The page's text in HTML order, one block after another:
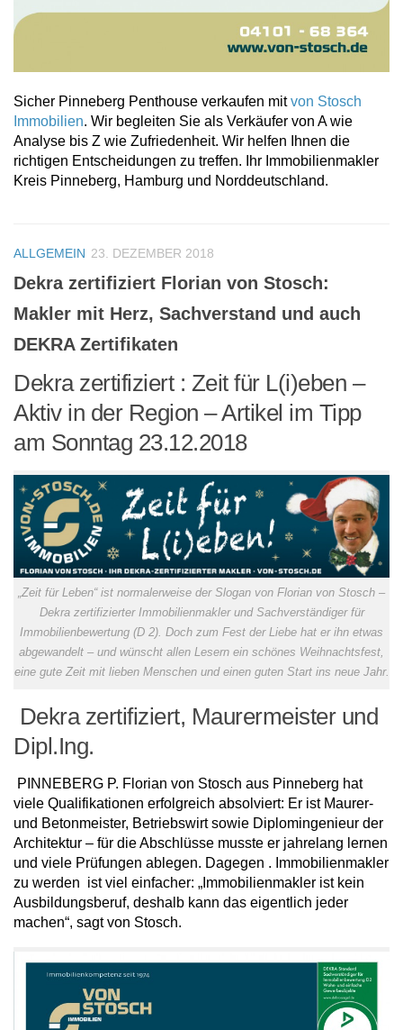
Sicher Pinneberg Penthouse verkaufen mitvon Stosch
Immobilien. Wir begleiten Sie als Verkäufer von A wie
Analyse bis Z wie Zufriedenheit. Wir helfen Ihnen die
richtigen Entscheidungen zu treffen. Ihr Immobilienmakler
Kreis Pinneberg, Hamburg und Norddeutschland.
ALLGEMEIN 23. DEZEMBER 2018
Dekra zertifiziert Florian von Stosch:
Makler mit Herz, Sachverstand und auch
DEKRA Zertifikaten
Dekra zertifiziert : Zeit für L(i)eben –
Aktiv in der Region – Artikel im Tipp
am Sonntag 23.12.2018
„Zeit für Leben“ ist normalerweise der Slogan von Florian von Stosch –
Dekra zertifizierter Immobilienmakler und Sachverständiger für
Immobilienbewertung (D 2). Doch zum Fest der Liebe hat er ihn etwas
abgewandelt – und wünscht allen Lesern ein schönes Weihnachtsfest,
eine gute Zeit mit lieben Menschen und einen guten Start ins neue Jahr.
Dekra zertifiziert, Maurermeister und
Dipl.Ing.
PINNEBERG P. Florian von Stosch aus Pinneberg hat
viele Qualifikationen erfolgreich absolviert: Er ist Maurer-
und Betonmeister, Betriebswirt sowie Diplomingenieur der
Architektur – für die Abschlüsse musste er jahrelang lernen
und viele Prüfungen ablegen. Dagegen . Immobilienmakler
zu werden ist viel einfacher: „Immobilienmakler ist kein
Ausbildungsberuf, deshalb kann das eigentlich jeder
machen“, sagt von Stosch.